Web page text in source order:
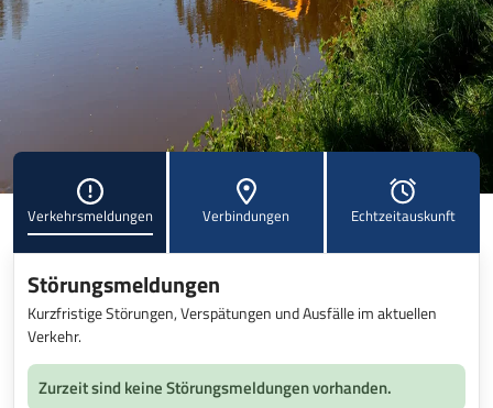
Verkehrsmeldungen Verbindungen Echtzeitauskunft
Störungsmeldungen
Kurzfristige Störungen, Verspätungen und Ausfälle im aktuellen
Verkehr.
Zurzeit sind keine Störungsmeldungen vorhanden.